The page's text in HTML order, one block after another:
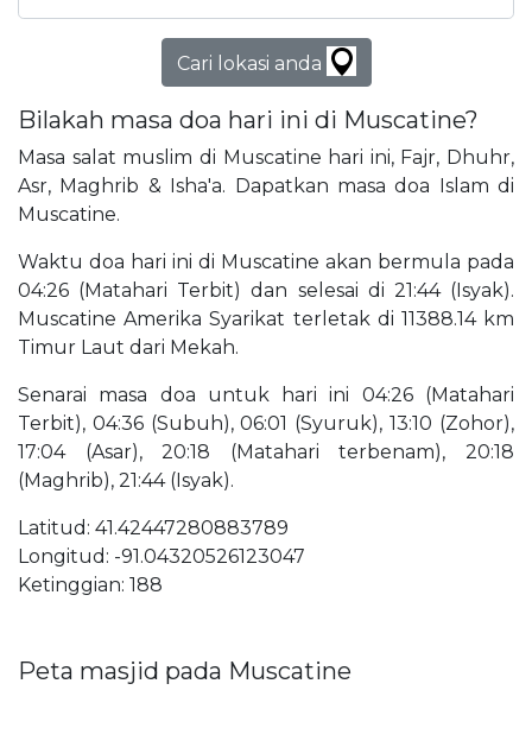
Cari lokasi anda
Bilakah masa doa hari ini di Muscatine?
Masa salat muslim di Muscatine hari ini, Fajr, Dhuhr,
Asr, Maghrib & Isha'a. Dapatkan masa doa Islam di
Muscatine.
Waktu doa hari ini di Muscatine akan bermula pada
04:26 (Matahari Terbit) dan selesai di 21:44 (Isyak).
Muscatine Amerika Syarikat terletak di 11388.14 km
Timur Laut dari Mekah.
Senarai masa doa untuk hari ini 04:26 (Matahari
Terbit), 04:36 (Subuh), 06:01 (Syuruk), 13:10 (Zohor),
17:04 (Asar), 20:18 (Matahari terbenam), 20:18
(Maghrib), 21:44 (Isyak).
Latitud: 41.42447280883789
Longitud: -91.04320526123047
Ketinggian: 188
Peta masjid pada Muscatine